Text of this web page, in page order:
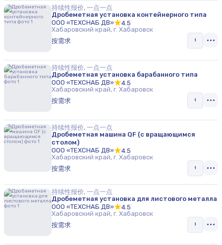
持续性报价, 一点一点
Дробеметная установка контейнерного типа
ООО «ТЕХСНАБ ДВ»
4.5
Хабаровский край, г. Хабаровск
按需求
持续性报价, 一点一点
Дробеметная установка барабанного типа
ООО «ТЕХСНАБ ДВ»
4.5
Хабаровский край, г. Хабаровск
按需求
持续性报价, 一点一点
Дробеметная машина QF (с вращающимся
столом)
ООО «ТЕХСНАБ ДВ»
4.5
Хабаровский край, г. Хабаровск
按需求
持续性报价, 一点一点
Дробеметная установка для листового металла
ООО «ТЕХСНАБ ДВ»
4.5
Хабаровский край, г. Хабаровск
按需求